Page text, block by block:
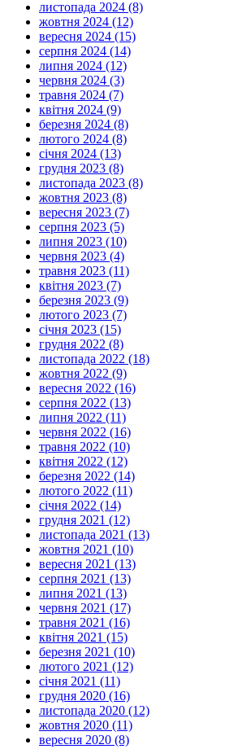
листопада 2024 (8)
жовтня 2024 (12)
вересня 2024 (15)
серпня 2024 (14)
липня 2024 (12)
червня 2024 (3)
травня 2024 (7)
квітня 2024 (9)
березня 2024 (8)
лютого 2024 (8)
січня 2024 (13)
грудня 2023 (8)
листопада 2023 (8)
жовтня 2023 (8)
вересня 2023 (7)
серпня 2023 (5)
липня 2023 (10)
червня 2023 (4)
травня 2023 (11)
квітня 2023 (7)
березня 2023 (9)
лютого 2023 (7)
січня 2023 (15)
грудня 2022 (8)
листопада 2022 (18)
жовтня 2022 (9)
вересня 2022 (16)
серпня 2022 (13)
липня 2022 (11)
червня 2022 (16)
травня 2022 (10)
квітня 2022 (12)
березня 2022 (14)
лютого 2022 (11)
січня 2022 (14)
грудня 2021 (12)
листопада 2021 (13)
жовтня 2021 (10)
вересня 2021 (13)
серпня 2021 (13)
липня 2021 (13)
червня 2021 (17)
травня 2021 (16)
квітня 2021 (15)
березня 2021 (10)
лютого 2021 (12)
січня 2021 (11)
грудня 2020 (16)
листопада 2020 (12)
жовтня 2020 (11)
вересня 2020 (8)